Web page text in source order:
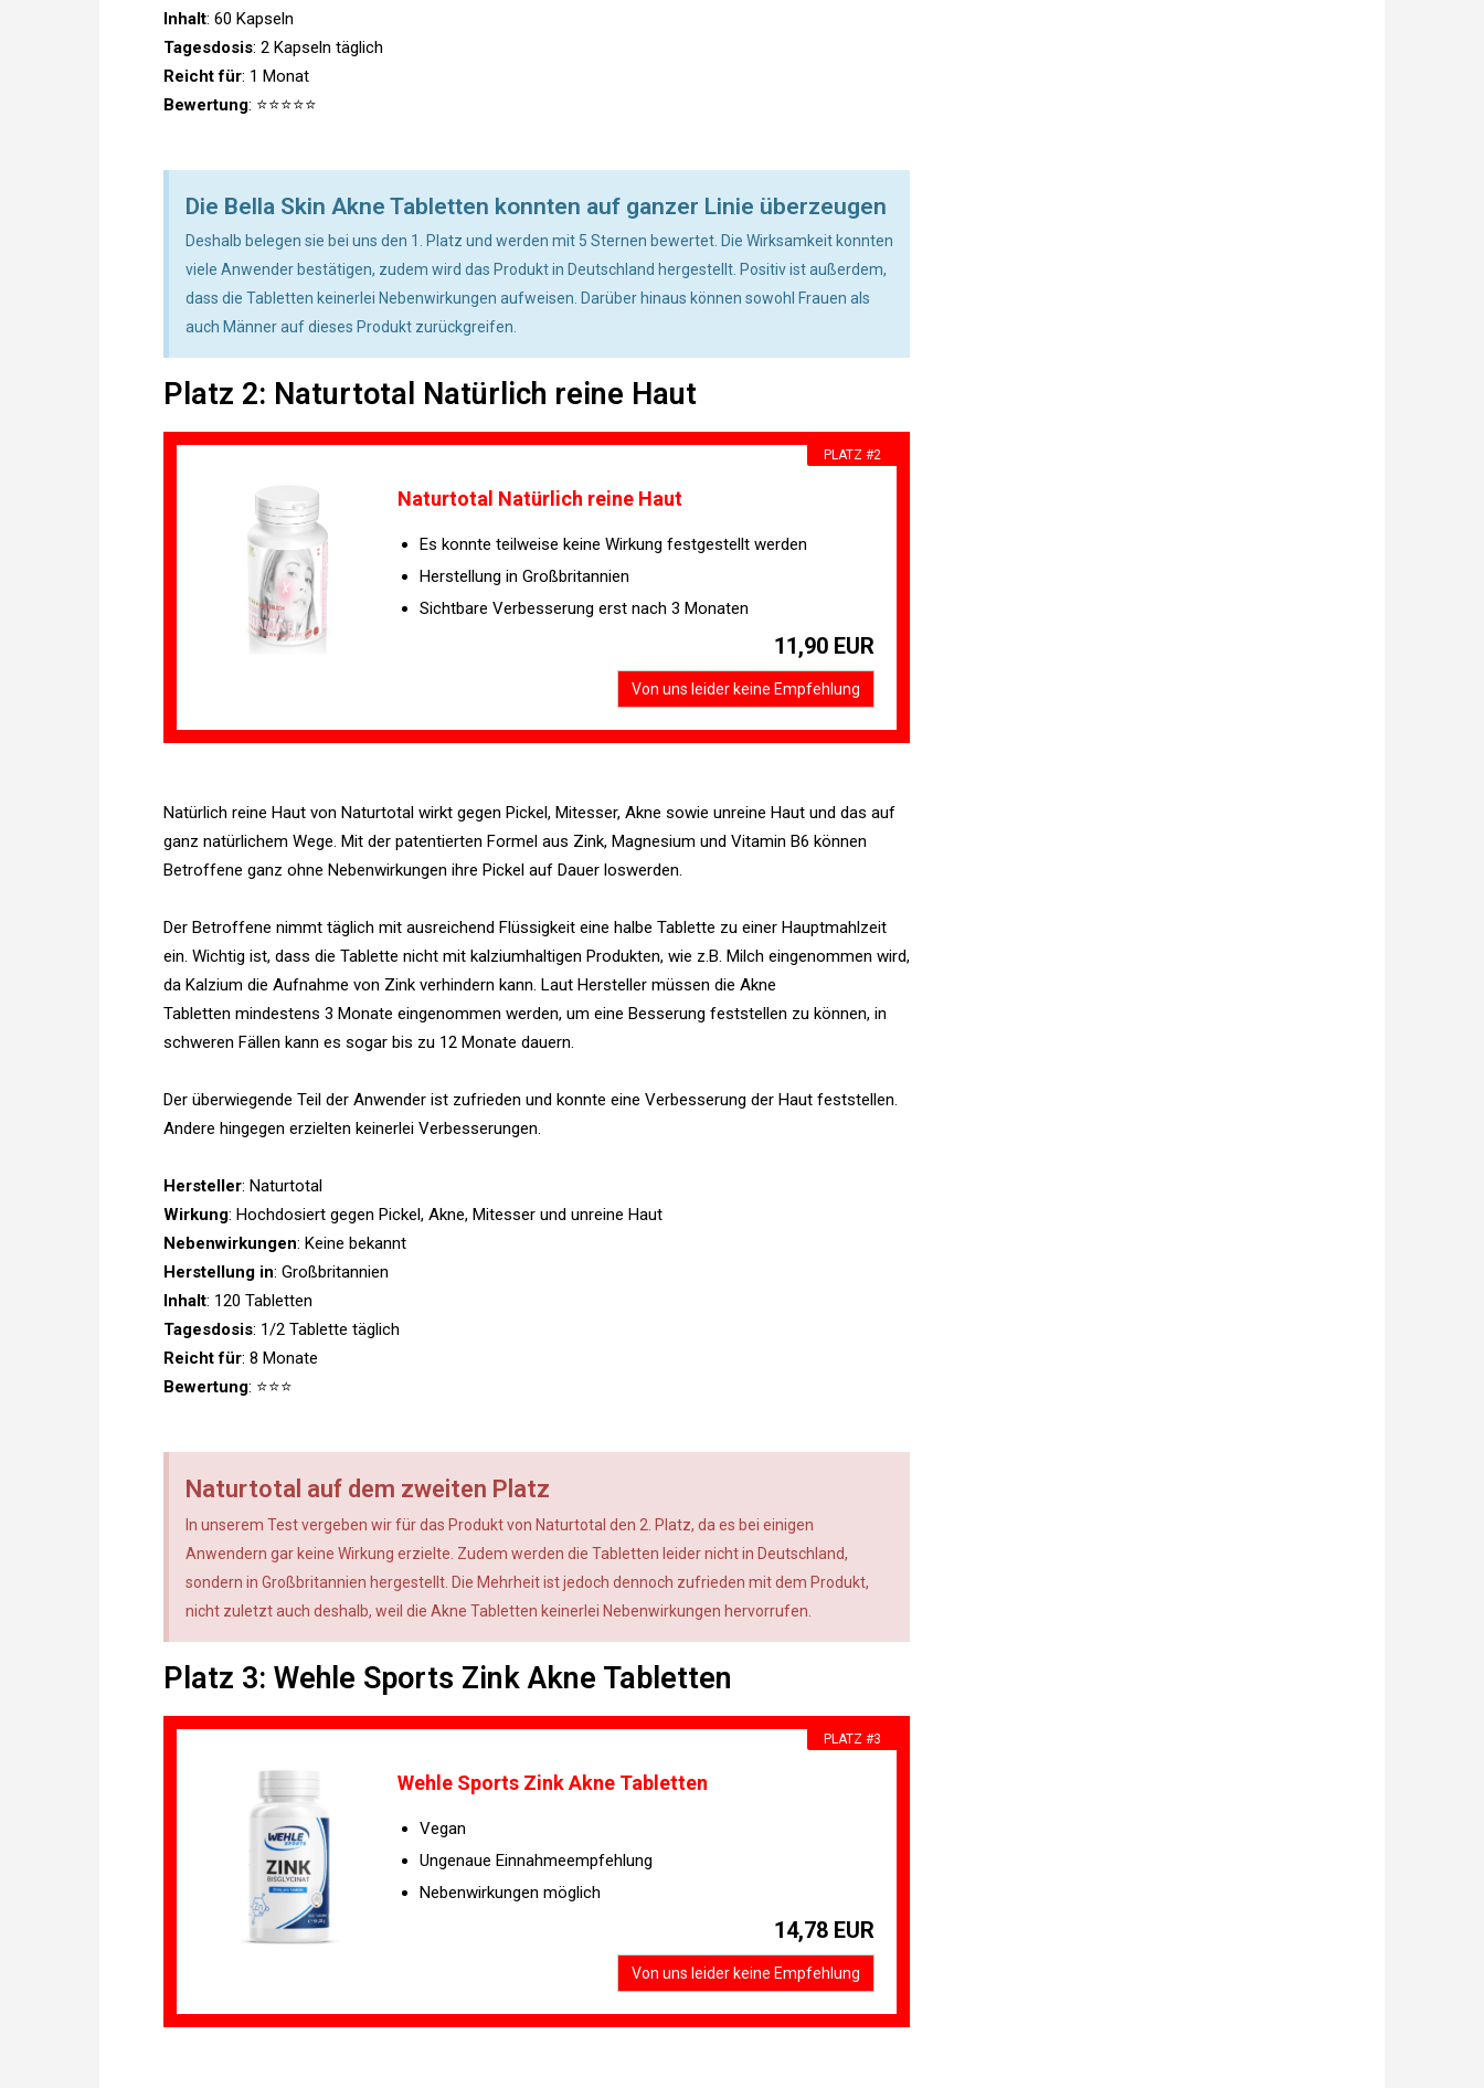
Inhalt: 60 Kapseln
Tagesdosis: 2 Kapseln täglich
Reicht für: 1 Monat
Bewertung: ⭐⭐⭐⭐⭐
Die Bella Skin Akne Tabletten konnten auf ganzer Linie überzeugen
Deshalb belegen sie bei uns den 1. Platz und werden mit 5 Sternen bewertet. Die Wirksamkeit konnten
viele Anwender bestätigen, zudem wird das Produkt in Deutschland hergestellt. Positiv ist außerdem,
dass die Tabletten keinerlei Nebenwirkungen aufweisen. Darüber hinaus können sowohl Frauen als
auch Männer auf dieses Produkt zurückgreifen.
Platz 2: Naturtotal Natürlich reine Haut
PLATZ #2
Naturtotal Natürlich reine Haut
Es konnte teilweise keine Wirkung festgestellt werden
Herstellung in Großbritannien
Sichtbare Verbesserung erst nach 3 Monaten
11,90 EUR
Von uns leider keine Empfehlung
Natürlich reine Haut von Naturtotal wirkt gegen Pickel, Mitesser, Akne sowie unreine Haut und das auf
ganz natürlichem Wege. Mit der patentierten Formel aus Zink, Magnesium und Vitamin B6 können
Betroffene ganz ohne Nebenwirkungen ihre Pickel auf Dauer loswerden.
Der Betroffene nimmt täglich mit ausreichend Flüssigkeit eine halbe Tablette zu einer Hauptmahlzeit
ein. Wichtig ist, dass die Tablette nicht mit kalziumhaltigen Produkten, wie z.B. Milch eingenommen wird,
da Kalzium die Aufnahme von Zink verhindern kann. Laut Hersteller müssen die Akne
Tabletten mindestens 3 Monate eingenommen werden, um eine Besserung feststellen zu können, in
schweren Fällen kann es sogar bis zu 12 Monate dauern.
Der überwiegende Teil der Anwender ist zufrieden und konnte eine Verbesserung der Haut feststellen.
Andere hingegen erzielten keinerlei Verbesserungen.
Hersteller: Naturtotal
Wirkung: Hochdosiert gegen Pickel, Akne, Mitesser und unreine Haut
Nebenwirkungen: Keine bekannt
Herstellung in: Großbritannien
Inhalt: 120 Tabletten
Tagesdosis: 1/2 Tablette täglich
Reicht für: 8 Monate
Bewertung: ⭐⭐⭐
Naturtotal auf dem zweiten Platz
In unserem Test vergeben wir für das Produkt von Naturtotal den 2. Platz, da es bei einigen
Anwendern gar keine Wirkung erzielte. Zudem werden die Tabletten leider nicht in Deutschland,
sondern in Großbritannien hergestellt. Die Mehrheit ist jedoch dennoch zufrieden mit dem Produkt,
nicht zuletzt auch deshalb, weil die Akne Tabletten keinerlei Nebenwirkungen hervorrufen.
Platz 3: Wehle Sports Zink Akne Tabletten
PLATZ #3
Wehle Sports Zink Akne Tabletten
Vegan
Ungenaue Einnahmeempfehlung
Nebenwirkungen möglich
14,78 EUR
Von uns leider keine Empfehlung